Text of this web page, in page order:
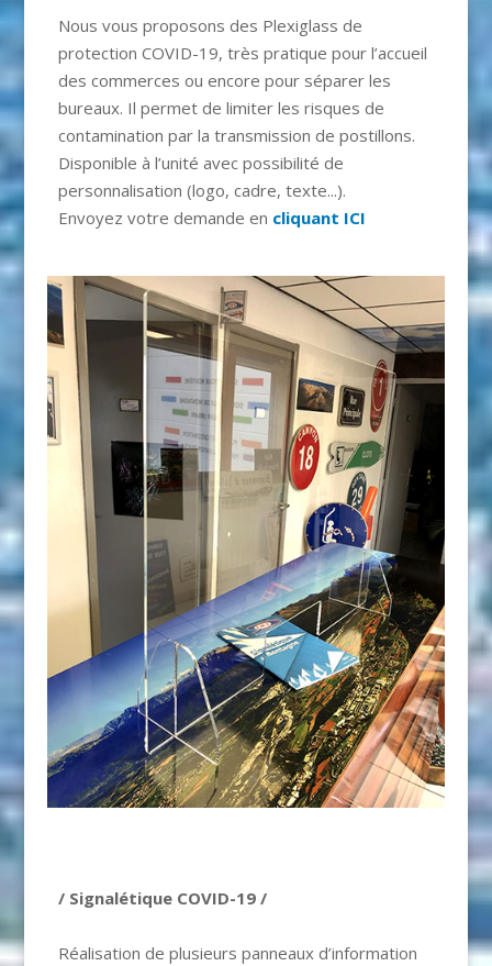
Nous vous proposons des Plexiglass de
protection COVID-19, très pratique pour l’accueil
des commerces ou encore pour séparer les
bureaux. Il permet de limiter les risques de
contamination par la transmission de postillons.
Disponible à l’unité avec possibilité de
personnalisation (logo, cadre, texte...).
Envoyez votre demande en cliquant ICI
/ Signalétique COVID-19 /
Réalisation de plusieurs panneaux d’information